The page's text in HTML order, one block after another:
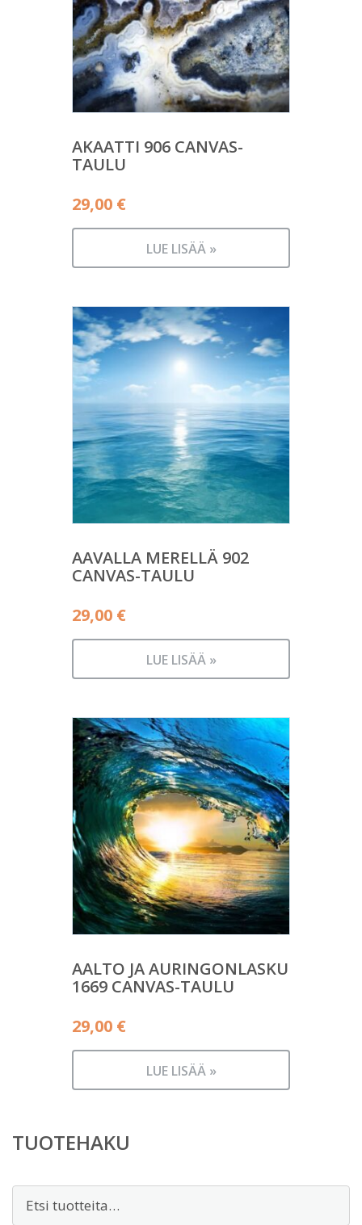
AKAATTI 906 CANVAS-
TAULU
29,00 €
LUE LISÄÄ »
AAVALLA MERELLÄ 902
CANVAS-TAULU
29,00 €
LUE LISÄÄ »
AALTO JA AURINGONLASKU
1669 CANVAS-TAULU
29,00 €
LUE LISÄÄ »
TUOTEHAKU
Etsi: